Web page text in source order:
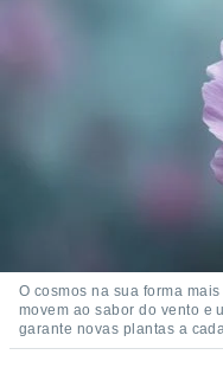
O cosmos na sua forma
movem ao sabor do vento e
garante novas plantas a